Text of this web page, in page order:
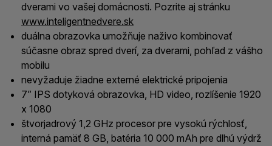
dverami vo vašej domácnosti. Pozrite aj stránku
www.inteligentnedvere.sk
duálna obrazovka umožňuje naživo kombinovať
súčasne obraz spred dverí, za dverami, pohľad z vášho
mobilu
nevyžaduje žiadne externé elektrické pripojenia
7” IPS dotyková obrazovka, HD video, rozlíšenie 1920
x 1080
štvorjadrový 1,2 GHz procesor pre vysokú rýchlosť,
interná pamäť 8 GB, batéria 10 000 mAh pre dlhú výdrž